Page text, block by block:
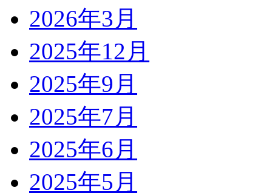
2026年3月
2025年12月
2025年9月
2025年7月
2025年6月
2025年5月